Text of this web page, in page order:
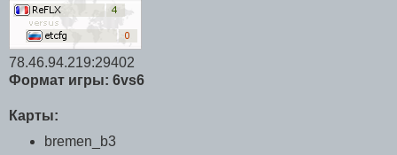
78.46.94.219:29402
Формат игры: 6vs6
Карты:
bremen_b3